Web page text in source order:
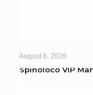
August 6, 2026
Spinoloco VIP